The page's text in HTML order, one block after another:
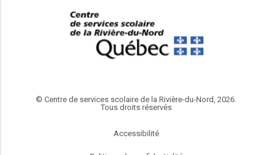
© Centre de services scolaire de la Rivière-du-Nord, 2026.
Tous droits réservés
Accessibilité